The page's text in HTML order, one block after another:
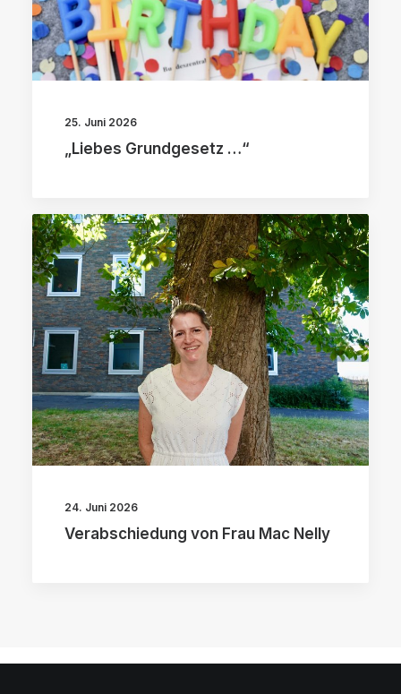
25. Juni 2026
„Liebes Grundgesetz …“
24. Juni 2026
Verabschiedung von Frau Mac Nelly